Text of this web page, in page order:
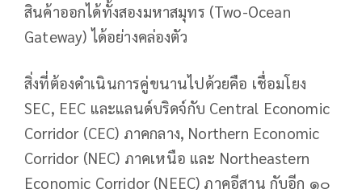
สินค้าออกได้ทั้งสองมหาสมุทร (Two-Ocean
Gateway) ได้อย่างคล่องตัว
สิ่งที่ต้องดำเนินการคู่ขนานไปด้วยคือ เชื่อมโยง
SEC, EEC และแลนด์บริดจ์กับ Central Economic
Corridor (CEC) ภาคกลาง, Northern Economic
Corridor (NEC) ภาคเหนือ และ Northeastern
Economic Corridor (NEEC) ภาคอีสาน กับอีก ๑๐